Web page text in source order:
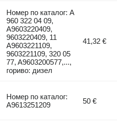
Номер по каталог: A
960 322 04 09,
A9603220409,
9603220409, 11
A9603221109,
9603221109, 320 05
77, A9603200577,...,
гориво: дизел
41,32 €
Номер по каталог:
A9613251209
50 €